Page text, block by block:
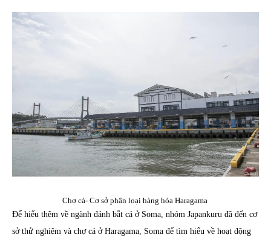
Chợ cá- Cơ sở phân loại hàng hóa Haragama
Để hiểu thêm về ngành đánh bắt cá ở Soma, nhóm Japankuru đã đến cơ
sở thử nghiệm và chợ cá ở Haragama, Soma để tìm hiểu về hoạt động